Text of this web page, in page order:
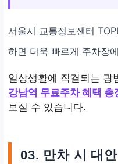
서울시 교통정보센터
하면 더욱 빠르게 주차장
일상생활에 직결되는 광
강남역 무료주차 혜택 총
보실 수 있습니다.
03. 만차 시 대